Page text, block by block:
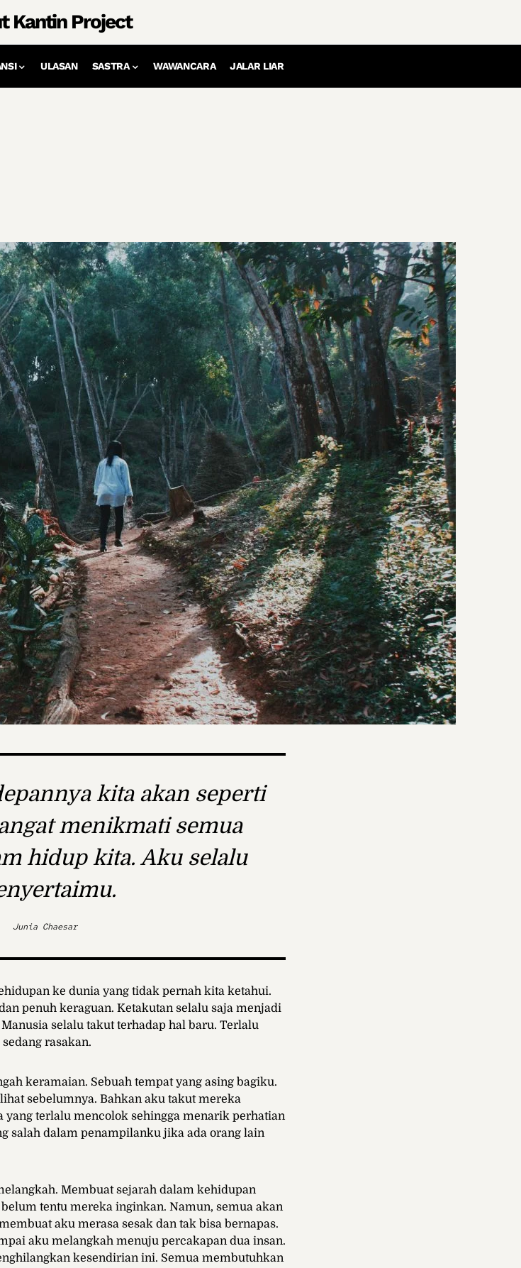
Kantin Project
ULASAN SASTRA WAWANCARA JALAR LIAR
kita akan seperti
menikmati semua
hidup kita. Aku selalu
Junia Chaesar
ke dunia yang tidak pernah kita ketahui.
penuh keraguan. Ketakutan selalu saja menjadi
selalu takut terhadap hal baru. Terlalu
rasakan.
keramaian. Sebuah tempat yang asing bagiku.
sebelumnya. Bahkan aku takut mereka
yang terlalu mencolok sehingga menarik perhatian
salah dalam penampilanku jika ada orang lain
Membuat sejarah dalam kehidupan
tentu mereka inginkan. Namun, semua akan
aku merasa sesak dan tak bisa bernapas.
aku melangkah menuju percakapan dua insan.
kesendirian ini. Semua membutuhkan